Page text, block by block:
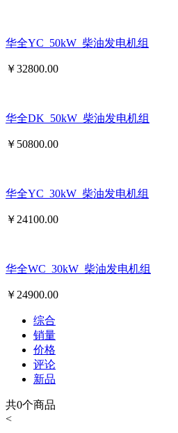
华全YC_50kW_柴油发电机组
￥32800.00
华全DK_50kW_柴油发电机组
￥ 50800.00
华全YC_30kW_柴油发电机组
￥ 24100.00
华全WC_30kW_柴油发电机组
￥ 24900.00
综合
销量
价格
评论
新品
共0个商品
<